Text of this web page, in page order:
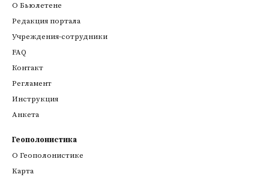
О Бьюлетене
Редакция портала
Учреждения-сотрудники
FAQ
Контакт
Регламент
Инструкция
Анкета
Геополонистика
О Геополонистике
Kарта